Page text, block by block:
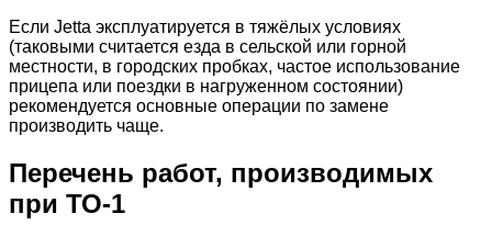
Если Jetta эксплуатируется в тяжёлых условиях
(таковыми считается езда в сельской или горной
местности, в городских пробках, частое использование
прицепа или поездки в нагруженном состоянии)
рекомендуется основные операции по замене
производить чаще.
Перечень работ, производимых
при ТО-1